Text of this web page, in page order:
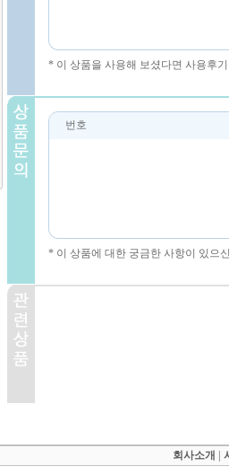
* 이 상품을 사용해 보셨다면 사용후
번호
* 이 상품에 대한 궁금한 사항이 있으
회사소개